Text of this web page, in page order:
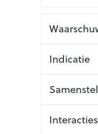
Indicatie
Interacties